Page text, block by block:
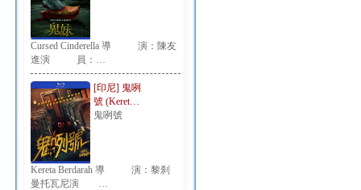
Cursed Cinderella 導 演：陳友
進演 員：…
[印尼] 鬼咧
號 (Keret…
鬼咧號
Kereta Berdarah 導 演：黎刹
曼托瓦尼演 …